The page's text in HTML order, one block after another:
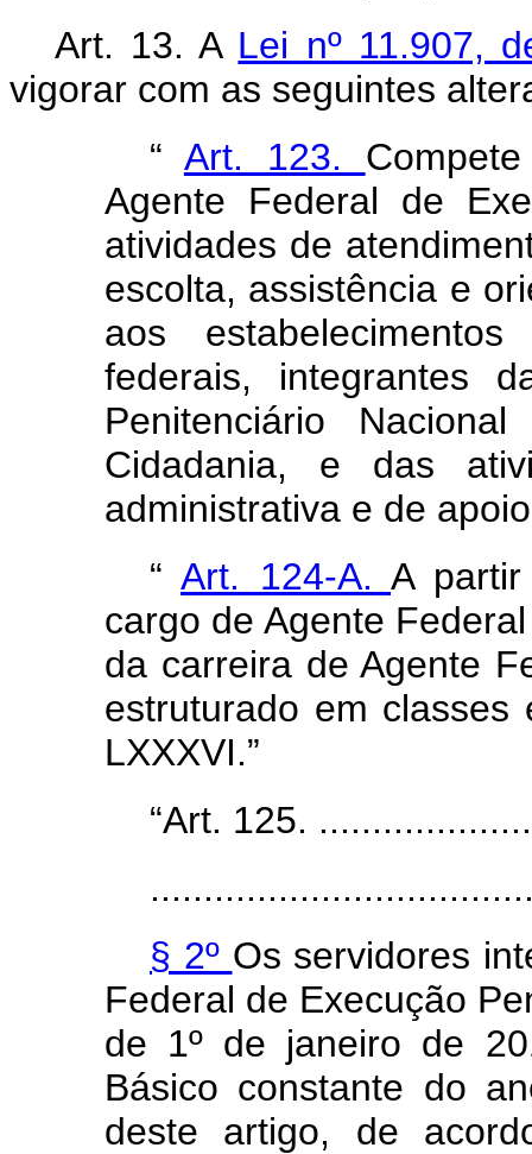
Art. 13. A Lei nº 11.907,
vigorar com as seguintes
“ Art. 123.
Agente Federal de
atividades de
escolta, assistência e
aos
federais, integrantes
Penitenciário
Cidadania, e das
administrativa e de
“ Art. 124-A. A
cargo de Agente
da carreira de Agente
estruturado em
LXXXVI.”
“Art. 125.
§ 2º Os servidores
Federal de Execução
de 1º de janeiro de
Básico constante do
deste artigo, de